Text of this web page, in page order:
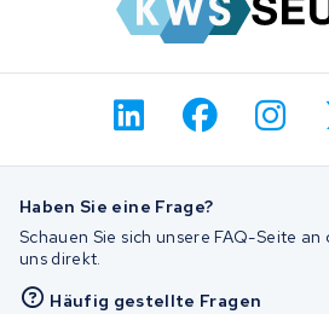
Haben Sie eine Frage?
Schauen Sie sich unsere FAQ-Seite
uns direkt.
Häufig gestellte Fragen